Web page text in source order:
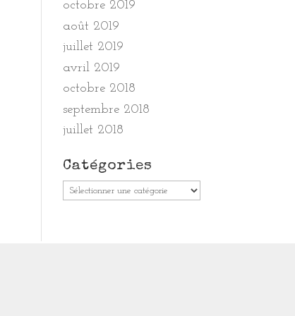
octobre 2019
août 2019
juillet 2019
avril 2019
octobre 2018
septembre 2018
juillet 2018
Catégories
Catégories